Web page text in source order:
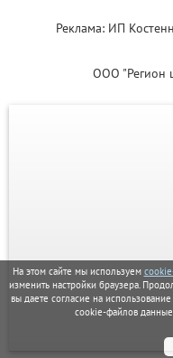
На этом сайте мы используем
изменить настройки браузера.
вы даете согласие на
cookie-файлов
Реклама: ИП
ООО "Регион